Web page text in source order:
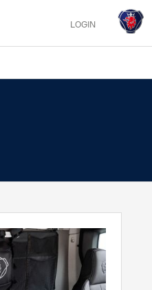
LOGIN